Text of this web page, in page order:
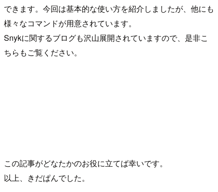
できます。今回は基本的な使い方を紹介しましたが、他にも
様々なコマンドが用意されています。
Snykに関するブログも沢山展開されていますので、是非こ
ちらもご覧ください。
この記事がどなたかのお役に立てば幸いです。
以上、きだぱんでした。